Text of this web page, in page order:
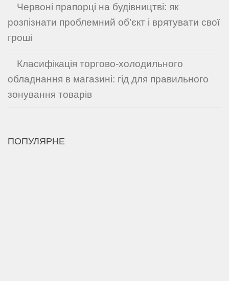
Червоні прапорці на будівництві: як
розпізнати проблемний об’єкт і врятувати свої
гроші
Класифікація торгово-холодильного
обладнання в магазині: гід для правильного
зонування товарів
ПОПУЛЯРНЕ